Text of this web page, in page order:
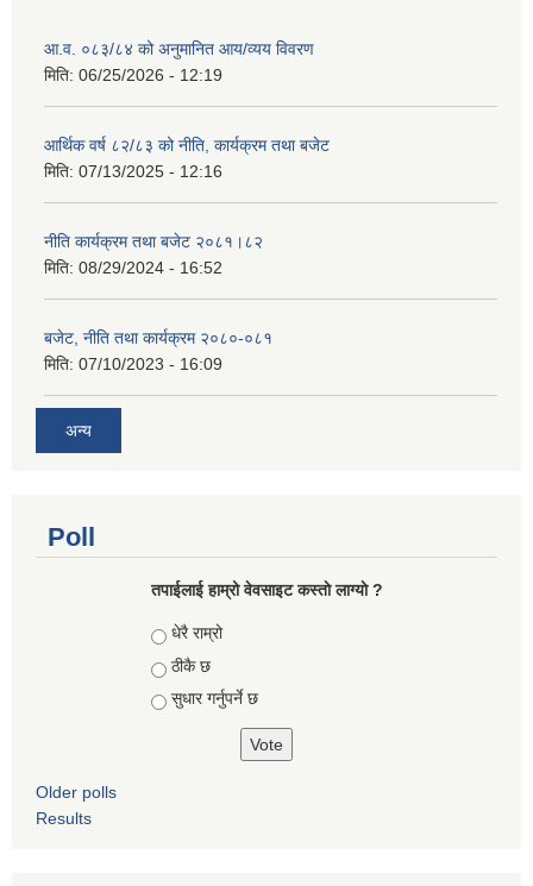
आ.व. ०८३/८४ को अनुमानित आय/व्यय विवरण
मिति: 06/25/2026 - 12:19
आर्थिक वर्ष ८२/८३ को नीति, कार्यक्रम तथा बजेट
मिति: 07/13/2025 - 12:16
नीति कार्यक्रम तथा बजेट २०८१।८२
मिति: 08/29/2024 - 16:52
बजेट, नीति तथा कार्यक्रम २०८०-०८१
मिति: 07/10/2023 - 16:09
अन्य
Poll
तपाईलाई हाम्रो वेवसाइट कस्ताे लाग्याे ?
Choices
धेरै राम्रो
ठीकै छ
सुधार गर्नुपर्ने छ
Older polls
Results